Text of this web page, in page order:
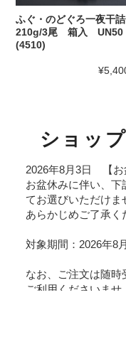
ふぐ・のどぐろ一夜干
210g/3尾 箱入
(4510)
ショッ
2026年8月3日 【お
お盆休みに伴い、下
てお選びいただけま
あらかじめご了承く
対象期間：2026年8
なお、ご注文は随時
ご利用くださいませ。